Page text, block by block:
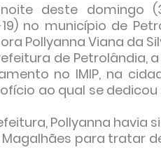
deste domingo
no município de
Pollyanna Viana da
de Petrolândia,
no IMIP, na
ofício ao qual se
Pollyanna
para tratar